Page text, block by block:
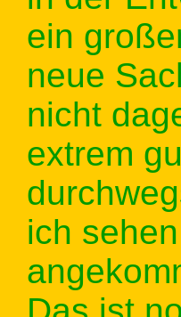
ein
neue
nicht
extrem
ich